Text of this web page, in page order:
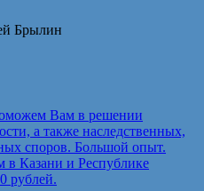
Брылин
Вам в решении
а также наследственных,
споров. Большой опыт.
Казани и Республике
рублей.